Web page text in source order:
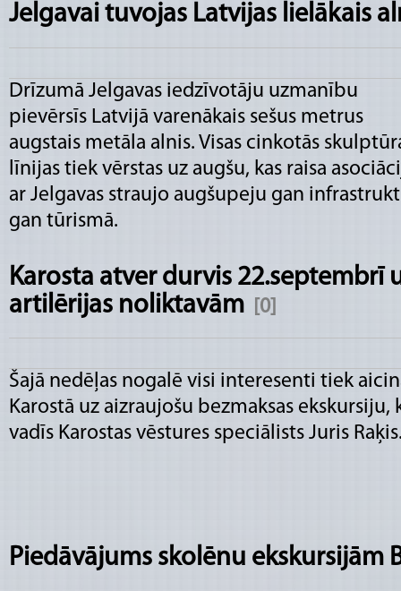
Jelgavai tuvojas Latvijas lielākais
Drīzumā Jelgavas iedzīvotāju uzmanību
pievērsīs Latvijā varenākais sešus metrus
augstais metāla alnis. Visas cinkotās
līnijas tiek vērstas uz augšu, kas raisa
ar Jelgavas straujo augšupeju gan
gan tūrismā.
Karosta atver durvis 22.septembrī
artilērijas noliktavām
[0]
Šajā nedēļas nogalē visi interesenti tiek
Karostā uz aizraujošu bezmaksas ekskursiju,
vadīs Karostas vēstures speciālists Juris
Piedāvājums skolēnu ekskursijām